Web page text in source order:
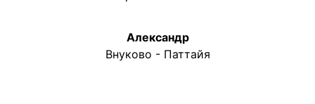
Александр
Внуково - Паттайя